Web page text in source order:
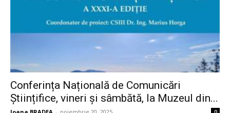
Conferința Națională de Comunicări
Științifice, vineri și sâmbătă, la Muzeul din...